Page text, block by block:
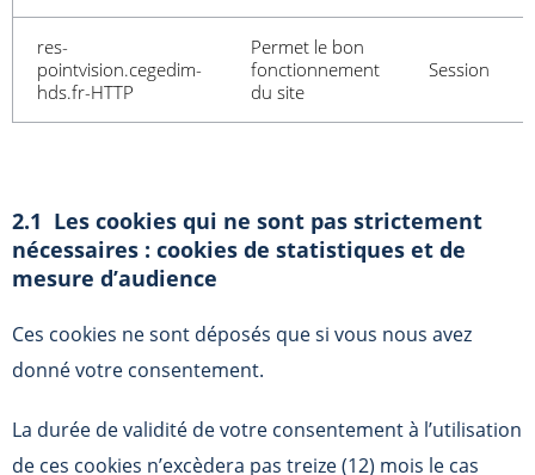
res-
pointvision.cegedim-
hds.fr-HTTP
Permet le bon
fonctionnement
du site
Session
2.1 Les cookies qui ne sont pas strictement
nécessaires : cookies de statistiques et de
mesure d’audience
Ces cookies ne sont déposés que si vous nous avez
donné votre consentement.
La durée de validité de votre consentement à l’utilisation
de ces cookies n’excèdera pas treize (12) mois le cas